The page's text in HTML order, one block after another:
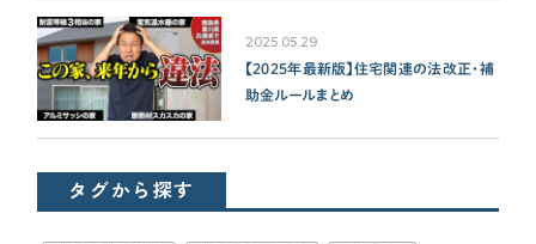
2025.05.29
【2025年最新版】住宅関連の法改正・補
助金ルールまとめ
タグから探す